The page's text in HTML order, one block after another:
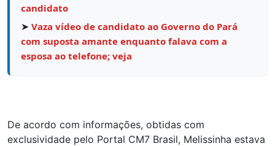
candidato
➤ Vaza vídeo de candidato ao Governo do Pará
com suposta amante enquanto falava com a
esposa ao telefone; veja
De acordo com informações, obtidas com
exclusividade pelo Portal CM7 Brasil, Melissinha estava